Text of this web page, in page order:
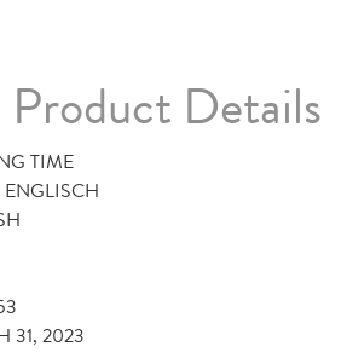
Product Details
TIME
31, 2023